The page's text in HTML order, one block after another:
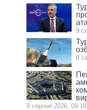
9
9
9 серпня 2026, 09:18